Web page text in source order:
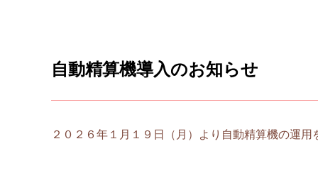
自動精算機導入のお知らせ
２０２６年１月１９日（月）より自動精算機の運用